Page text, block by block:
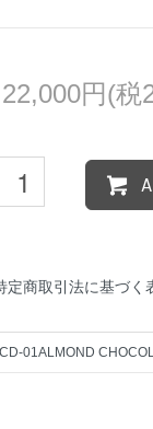
22,000円(税
定商取引法に基づく
01ALMOND